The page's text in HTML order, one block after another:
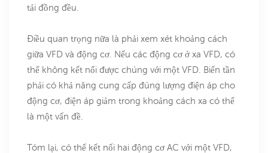
tải đồng đều.
Điều quan trọng nữa là phải xem xét khoảng cách
giữa VFD và động cơ. Nếu các động cơ ở xa VFD, có
thể không kết nối được chúng với một VFD. Biến tần
phải có khả năng cung cấp đúng lượng điện áp cho
động cơ, điện áp giảm trong khoảng cách xa có thể
là một vấn đề.
Tóm lại, có thể kết nối hai động cơ AC với một VFD,